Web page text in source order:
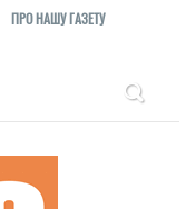
ПРО НАШУ ГАЗЕТУ